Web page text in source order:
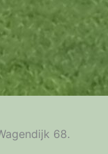
68.